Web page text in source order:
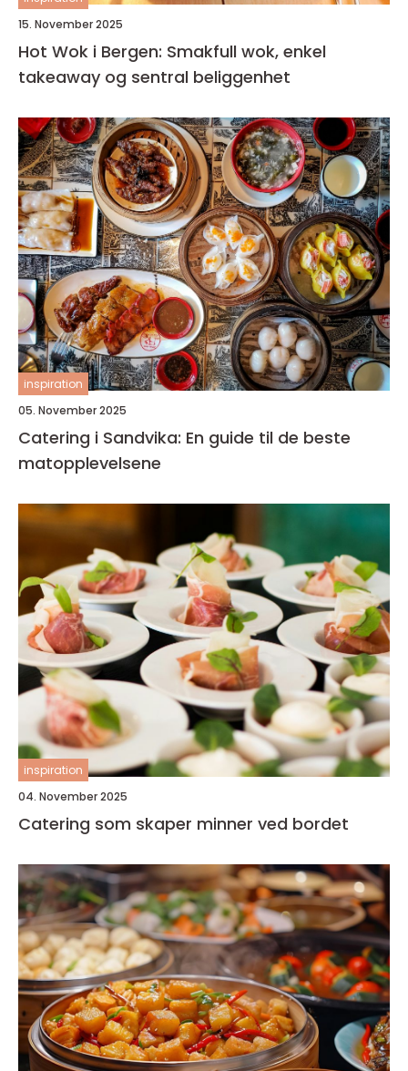
15. November 2025
Hot Wok i Bergen: Smakfull wok, enkel
takeaway og sentral beliggenhet
inspiration
05. November 2025
Catering i Sandvika: En guide til de beste
matopplevelsene
inspiration
04. November 2025
Catering som skaper minner ved bordet